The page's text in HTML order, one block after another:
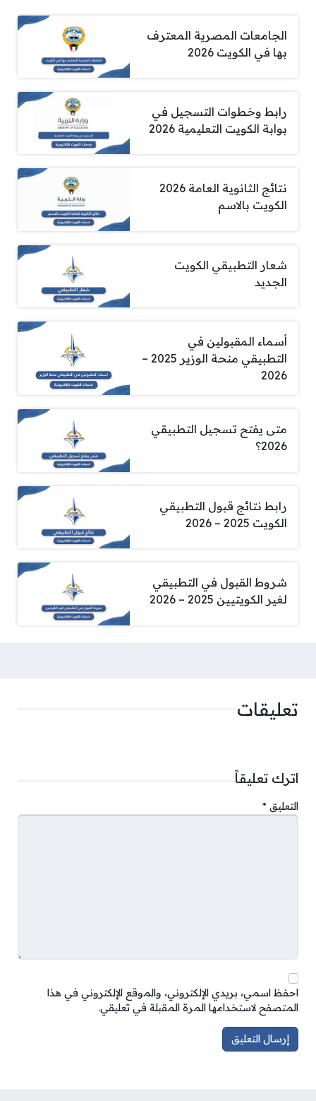
الجامعات المصرية المعترف
بها في الكويت 2026
رابط وخطوات التسجيل في
بوابة الكويت التعليمية 2026
نتائج الثانوية العامة 2026
الكويت بالاسم
شعار التطبيقي الكويت
الجديد
أسماء المقبولين في
التطبيقي منحة الوزير 2025 –
2026
متى يفتح تسجيل التطبيقي
2026؟
رابط نتائج قبول التطبيقي
الكويت 2025 – 2026
شروط القبول في التطبيقي
لغير الكويتيين 2025 – 2026
تعليقات
اترك تعليقاً
التعليق *
احفظ اسمي، بريدي الإلكتروني، والموقع الإلكتروني في هذا
المتصفح لاستخدامها المرة المقبلة في تعليقي.